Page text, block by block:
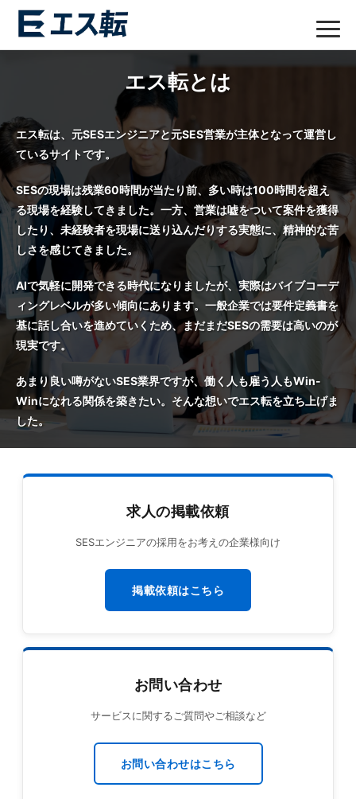
エス転とは
エス転は、元SESエンジニアと元SES営業が主体となって運営し
ているサイトです。
SESの現場は残業60時間が当たり前、多い時は100時間を超え
る現場を経験してきました。一方、営業は嘘をついて案件を獲得
したり、未経験者を現場に送り込んだりする実態に、精神的な苦
しさを感じてきました。
AIで気軽に開発できる時代になりましたが、実際はバイブコーデ
ィングレベルが多い傾向にあります。一般企業では要件定義書を
基に話し合いを進めていくため、まだまだSESの需要は高いのが
現実です。
あまり良い噂がないSES業界ですが、働く人も雇う人もWin-
Winになれる関係を築きたい。そんな想いでエス転を立ち上げま
した。
求人の掲載依頼
SESエンジニアの採用をお考えの企業様向け
掲載依頼はこちら
お問い合わせ
サービスに関するご質問やご相談など
お問い合わせはこちら